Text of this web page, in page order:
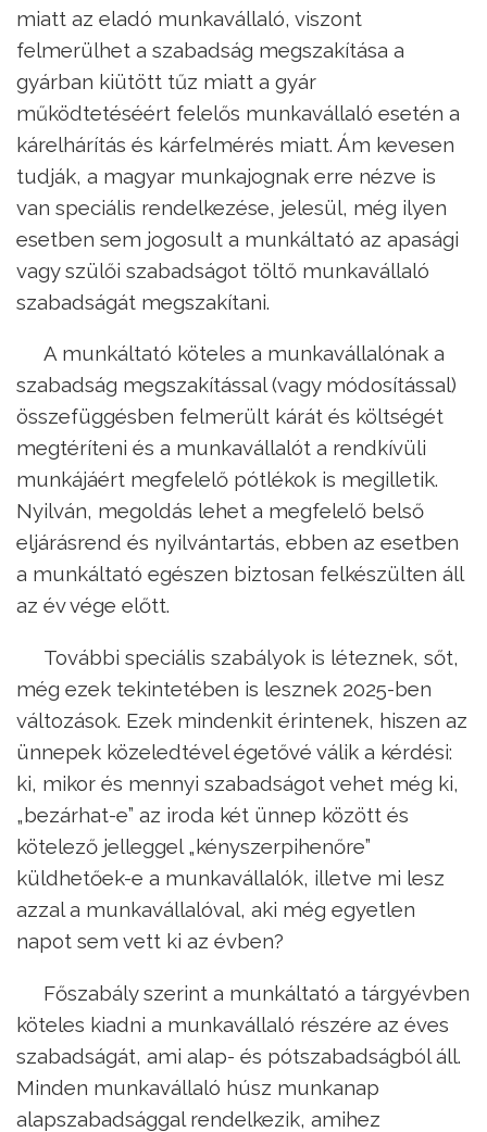
miatt az eladó munkavállaló, viszont
felmerülhet a szabadság megszakítása a
gyárban kiütött tűz miatt a gyár
működtetéséért felelős munkavállaló esetén a
kárelhárítás és kárfelmérés miatt. Ám kevesen
tudják, a magyar munkajognak erre nézve is
van speciális rendelkezése, jelesül, még ilyen
esetben sem jogosult a munkáltató az apasági
vagy szülői szabadságot töltő munkavállaló
szabadságát megszakítani.
A munkáltató köteles a munkavállalónak a
szabadság megszakítással (vagy módosítással)
összefüggésben felmerült kárát és költségét
megtéríteni és a munkavállalót a rendkívüli
munkájáért megfelelő pótlékok is megilletik.
Nyilván, megoldás lehet a megfelelő belső
eljárásrend és nyilvántartás, ebben az esetben
a munkáltató egészen biztosan felkészülten áll
az év vége előtt.
További speciális szabályok is léteznek, sőt,
még ezek tekintetében is lesznek 2025-ben
változások. Ezek mindenkit érintenek, hiszen az
ünnepek közeledtével égetővé válik a kérdési:
ki, mikor és mennyi szabadságot vehet még ki,
„bezárhat-e” az iroda két ünnep között és
kötelező jelleggel „kényszerpihenőre”
küldhetőek-e a munkavállalók, illetve mi lesz
azzal a munkavállalóval, aki még egyetlen
napot sem vett ki az évben?
Főszabály szerint a munkáltató a tárgyévben
köteles kiadni a munkavállaló részére az éves
szabadságát, ami alap- és pótszabadságból áll.
Minden munkavállaló húsz munkanap
alapszabadsággal rendelkezik, amihez